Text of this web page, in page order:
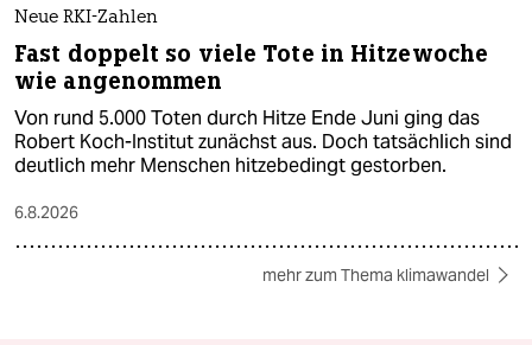
Neue RKI-Zahlen
Fast doppelt so viele Tote in Hitzewoche
wie angenommen
Von rund 5.000 Toten durch Hitze Ende Juni ging das
Robert Koch-Institut zunächst aus. Doch tatsächlich sind
deutlich mehr Menschen hitzebedingt gestorben.
6.8.2026
mehr zum Thema klimawandel